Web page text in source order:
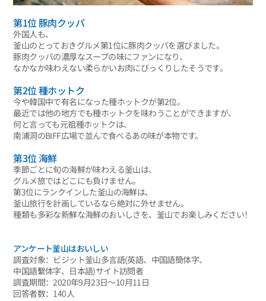
第1位 豚肉クッパ
外国人も、
釜山のとっておきグルメ第1位に豚肉クッパを選びました。
豚肉クッパの濃厚なスープの味にファンになり、
なかなか味わえない柔らかいお肉にびっくりしたそうです。
第2位 種ホットク
今や韓国中で有名になった種ホットクが第2位。
最近では他の地方でも種ホットクを味わうことができますが、
何と言っても元祖種ホットクは、
南浦洞のBIFF広場で並んで食べるあの味が本物です。
第3位 海鮮
季節ごとに旬の海鮮が味わえる釜山は、
グルメ旅ではどこにも負けません。
第3位にランクインした釜山の海鮮は、
釜山旅行を計画しているなら絶対に外せません。
種類も多彩な新鮮な海鮮のおいしさを、釜山でお楽しみください！
アンケート釜山はおいしい
調査対象：ビジット釜山多言語(英語、中国語簡体字、
中国語繫体字、日本語)サイト訪問者
調査期間：2020年9月23日～10月11日
回答者数：140人